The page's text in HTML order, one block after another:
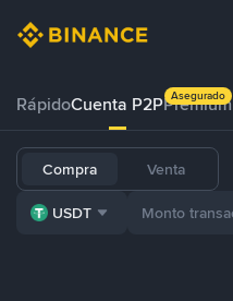
RápidoCuenta P2PPrémium
Asegurado
Compra Venta
USDT